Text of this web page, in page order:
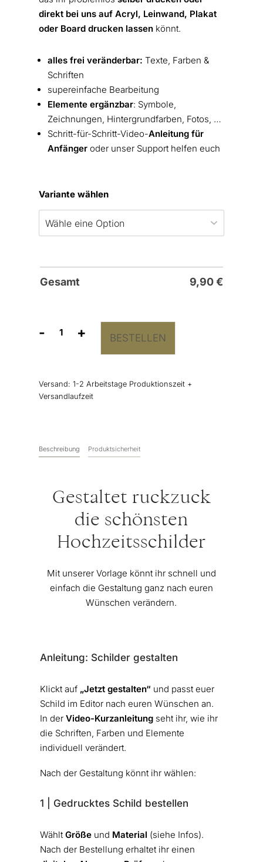
direkt bei uns auf Acryl, Leinwand, Plakat
oder Board drucken lassenkönnt.
alles frei veränderbar: Texte, Farben &
Schriften
supereinfache Bearbeitung
Elemente ergänzbar: Symbole,
Zeichnungen, Hintergrundfarben, Fotos, …
Schritt-für-Schritt-Video-Anleitung für
Anfängeroder unser Support helfen euch
Variante wählen
Gesamt 9,90€
-
"Karten
für
die
+ BESTELLEN
Versand: 1-2 Arbeitstage Produktionszeit +
Versandlaufzeit
Beschreibung Produktsicherheit
Gestaltet ruckzuck
die schönsten
Hochzeitsschilder
Mit unserer Vorlage könnt ihr schnell und
einfach die Gestaltung ganz nach euren
Wünschen verändern.
Anleitung: Schilder gestalten
Klickt auf „Jetzt gestalten“ und passt euer
Schild im Editor nach euren Wünschen an.
In der Video-Kurzanleitungseht ihr, wie ihr
die Schriften, Farben und Elemente
individuell verändert.
Nach der Gestaltung könnt ihr wählen:
1 | Gedrucktes Schild bestellen
Wählt Größeund Material (siehe Infos).
Nach der Bestellung erhaltet ihr einen